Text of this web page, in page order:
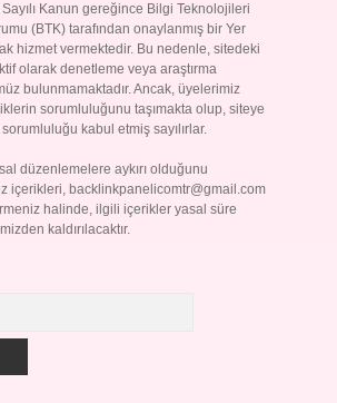
Kanun gereğince Bilgi Teknolojileri
(BTK) tarafından onaylanmış bir Yer
hizmet vermektedir. Bu nedenle, sitedeki
olarak denetleme veya araştırma
bulunmamaktadır. Ancak, üyelerimiz
sorumluluğunu taşımakta olup, siteye
kabul etmiş sayılırlar.
düzenlemelere aykırı olduğunu
içerikleri, backlinkpanelicomtr@gmail.com
halinde, ilgili içerikler yasal süre
kaldırılacaktır.